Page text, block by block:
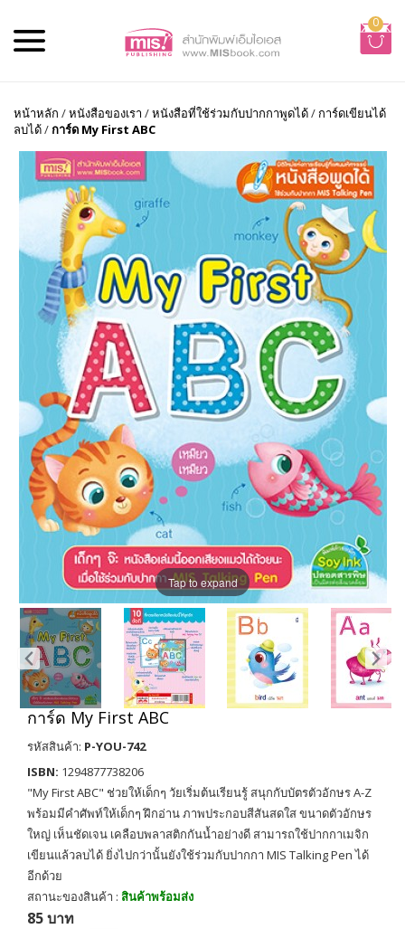
0
หน้าหลัก /หนังสือของเรา /หนังสือที่ใช้ร่วมกับปากกาพูดได้/ การ์ดเขียนได้
ลบได้/การ์ด My First ABC
Tap to expand
การ์ด My First ABC
รหัสสินค้า: P-YOU-742
ISBN: 1294877738206
"My First ABC" ช่วยให้เด็กๆ วัยเริ่มต้นเรียนรู้ สนุกกับบัตรตัวอักษร A-Z
พร้อมมีคำศัพท์ให้เด็กๆ ฝึกอ่าน ภาพประกอบสีสันสดใส ขนาดตัวอักษร
ใหญ่ เห็นชัดเจน เคลือบพลาสติกกันน้ำอย่างดี สามารถใช้ปากกาเมจิก
เขียนแล้วลบได้ ยิ่งไปกว่านั้นยังใช้ร่วมกับปากกา MIS Talking Pen ได้
อีกด้วย
สถานะของสินค้า : สินค้าพร้อมส่ง
85 บาท